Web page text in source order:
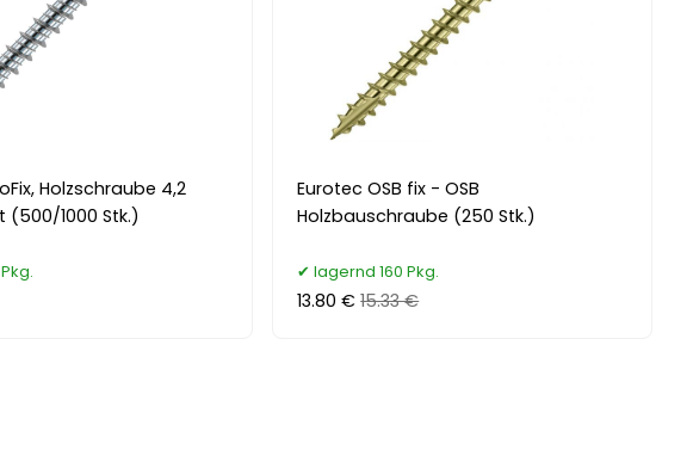
Holzschraube 4,2
(500/1000 Stk.)
Eurotec OSB fix - OSB
Holzbauschraube (250 Stk.)
lagernd 160 Pkg.
13.80 € 15.33 €